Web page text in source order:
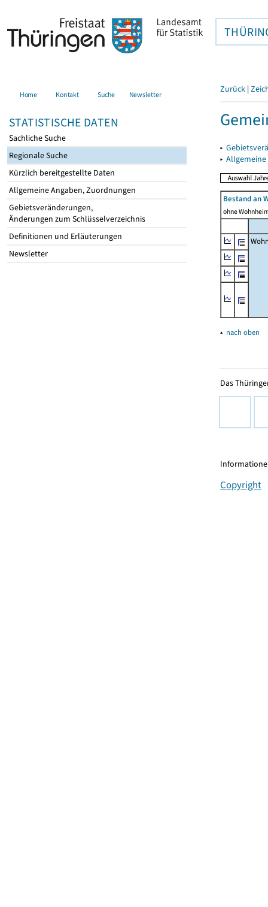
Home Kontakt Suche Newsletter
STATISTISCHE DATEN
Sachliche Suche
Regionale Suche
Kürzlich bereitgestellte Daten
Allgemeine Angaben, Zuordnungen
Gebietsveränderungen,
Änderungen zum Schlüsselverzeichnis
Definitionen und Erläuterungen
Newsletter
Zurück |
▸
▸
Bestand an
ohne
▴ nach oben
Das
Copyright